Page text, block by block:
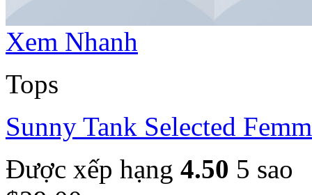
Xem Nhanh
Tops
Sunny Tank Selected
Được xếp hạng 4.50 5 sao